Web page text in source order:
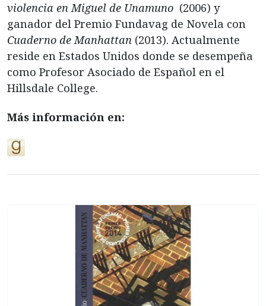
violencia en Miguel de Unamuno (2006) y
ganador del Premio Fundavag de Novela con
Cuaderno de Manhattan (2013). Actualmente
reside en Estados Unidos donde se desempeña
como Profesor Asociado de Español en el
Hillsdale College.
Más información en: